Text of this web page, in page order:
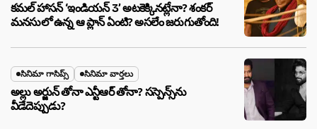
కమల్ హాసన్ ‘ఇండియన్ 3’ అటకెక్కినట్లేనా? శంకర్
మనసులో ఉన్న ఆ ప్లాన్ ఏంటి? అసలేం జరుగుతోంది!
సినిమా గాసిప్స్ సినిమా వార్తలు
అల్లు అర్జున్ తోనా ఎన్టీఆర్ తోనా? సస్పెన్స్‌ను
వీడేదెప్పుడు?